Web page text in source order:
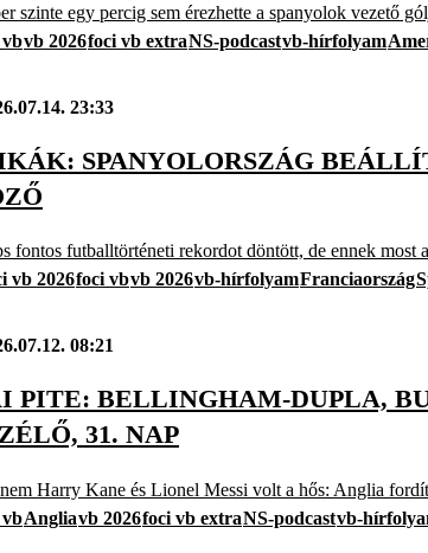
szinte egy percig sem érezhette a spanyolok vezető
vb 2026foci vb extraNS-podcastvb-hírfolyam
23:33
SPANYOLORSZÁG
fontos futballtörténeti rekordot döntött, de ennek most
vb 2026foci vbvb 2026vb-hírfolyamFranciaország
08:21
PITE: BELLINGHAM-DUPLA,
31. NAP
Harry Kane és Lionel Messi volt a hős: Anglia
Angliavb 2026foci vb extraNS-podcastvb-